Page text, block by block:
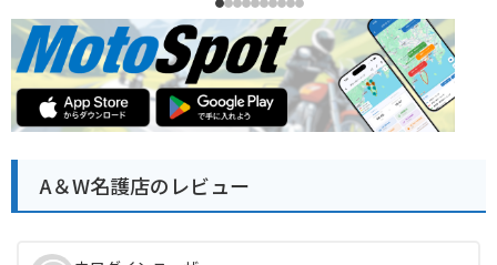
A＆W名護店のレビュー